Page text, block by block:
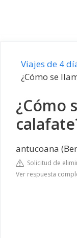
Viajes de 4
¿Cómo se
¿Cómo
antucoana (
Solicitud de
Ver respuesta